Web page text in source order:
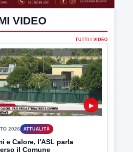
VIDEO
TUTTI I VIDEO